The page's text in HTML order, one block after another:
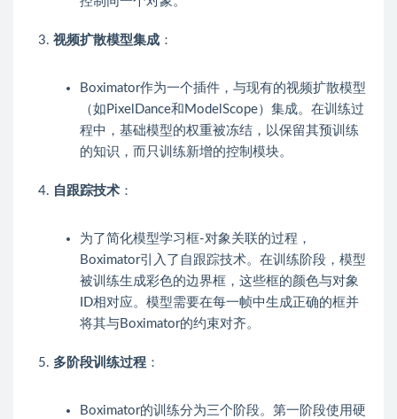
视频扩散模型集成 ：
Boximator作为一个插件，与现有的视频扩散模型
（如PixelDance和ModelScope）集成。在训练过
程中，基础模型的权重被冻结，以保留其预训练
的知识，而只训练新增的控制模块。
自跟踪技术 ：
为了简化模型学习框-对象关联的过程，
Boximator引入了自跟踪技术。在训练阶段，模型
被训练生成彩色的边界框，这些框的颜色与对象
ID相对应。模型需要在每一帧中生成正确的框并
将其与Boximator的约束对齐。
多阶段训练过程 ：
Boximator的训练分为三个阶段。第一阶段使用硬